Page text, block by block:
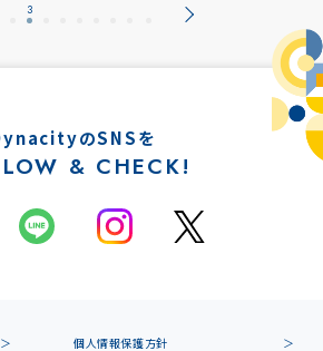
のSNSを
& CHECK!
個人情報保護方針